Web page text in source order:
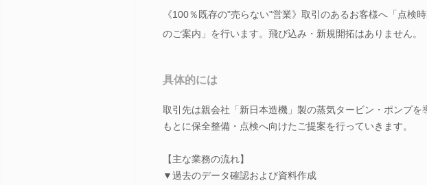
《100％既存の"売らない"営業》取引のあるお客様へ「点検
のご案内」を行います。飛び込み・新規開拓はありません。
具体的には
取引先は親会社「新日本造機」製の蒸気タービン・ポンプを
もとに保全整備・点検へ向けたご提案を行っていきます。
【主な業務の流れ】
▼過去のデータ確認および資料作成